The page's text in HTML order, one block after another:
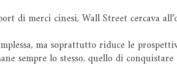
di merci cinesi, Wall Street cercava
ma soprattutto riduce le
sempre lo stesso, quello di conquistare